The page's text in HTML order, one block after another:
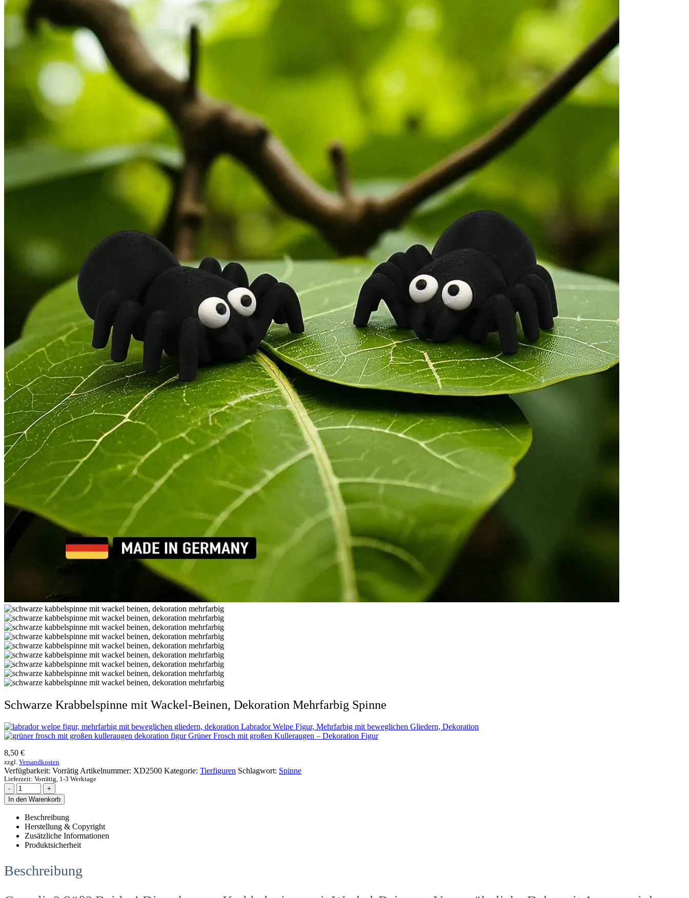
Schwarze Krabbelspinne mit Wackel-Beinen, Dekoration Mehrfarbig Spinne
Labrador Welpe Figur, Mehrfarbig mit beweglichen Gliedern, Dekoration
Grüner Frosch mit großen Kulleraugen – Dekoration Figur
8,50 €
zzgl. Versandkosten
Verfügbarkeit: Vorrätig Artikelnummer: XD2500 Kategorie: Tierfiguren Schlagwort: Spinne
Lieferzeit: Vorrätig, 1-3 Werktage
-
+
In den Warenkorb
Beschreibung
Herstellung & Copyright
Zusätzliche Informationen
Produktsicherheit
Beschreibung